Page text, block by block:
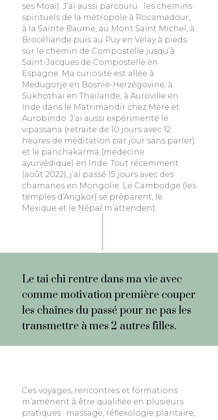
ses Moaï). J’ai aussi parcouru
les chemins
spirituels de la métropole à Rocamadour,
à la Sainte Baume, au Mont Saint Michel, à
Brocéliande puis au Puy en Velay à pieds
sur le chemin de Compostelle jusqu’à
Saint-Jacques de Compostelle en
Espagne. Ma curiosité est allée à
Medugorje en Bosnie-Herzégovine, à
Sukhothaï en Thaïlande, à Auroville en
Inde dans le Matrimandir chez Mère et
Aurobindo. J’ai aussi expérimenté le
vipassana (retraite de 10 jours avec 12
heures de méditation par jour sans parler)
et le panchakarma (médecine
ayurvédique) en Inde. Tout récemment
(août 2022), j’ai passé 15 jours avec des
chamanes en Mongolie. Le Cambodge (les
temples d’Angkor) se préparent, le
Mexique et le Népal m’attendent.
Le tai chi rentre dans ma vie avec
comme motivation première couper
les chaînes du passé pour ne pas les
transmettre à mes 2 autres filles.
Ces voyages, rencontres et formations
m’amènent à être qualifiée en plusieurs
pratiques : massage, réflexologie plantaire,